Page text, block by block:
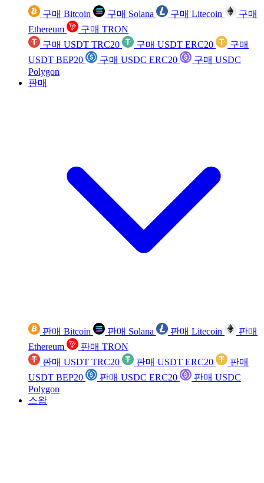
구매 Bitcoin 구매 Solana 구매 Litecoin
구매
Ethereum
구매 TRON
구매 USDT TRC20
구매 USDT ERC20
구매
USDT BEP20
구매 USDC ERC20
구매 USDC
Polygon
판매
판매 Bitcoin 판매 Solana 판매 Litecoin
판매
Ethereum
판매 TRON
판매 USDT TRC20
판매 USDT ERC20
판매
USDT BEP20
판매 USDC ERC20
판매 USDC
Polygon
스왑